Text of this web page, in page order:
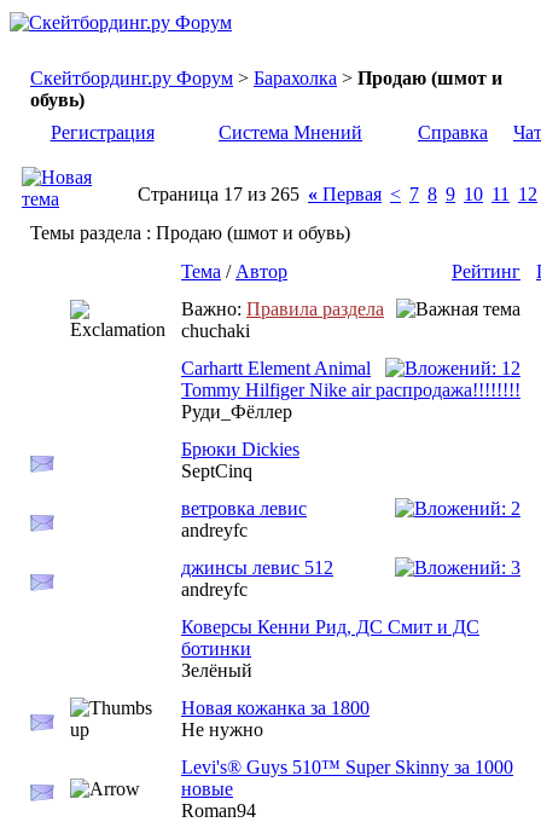
Скейтбординг.ру Форум > Барахолка > Продаю (шмот и
обувь)
Регистрация
Система Мнений Справка Чат
Страница 17 из 265 « Первая < 7 8 9 10 11
12
Темы раздела : Продаю (шмот и обувь)
Рейтинг
Тема / Автор
Важно: Правила раздела
chuchaki
Carhartt Element Animal
Tommy Hilfiger Nike air распродажа!!!!!!!!
Руди_Фёллер
Брюки Dickies
SeptCinq
ветровка левис
andreyfc
джинсы левис 512
andreyfc
Коверсы Кенни Рид, ДС Смит и ДС
ботинки
Зелёный
Новая кожанка за 1800
Не нужно
Levi's® Guys 510™ Super Skinny за 1000
новые
Roman94